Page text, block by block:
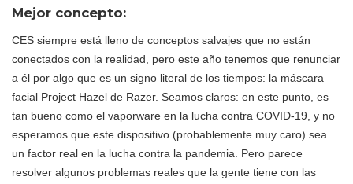
Mejor concepto:
CES siempre está lleno de conceptos salvajes que no están
conectados con la realidad, pero este año tenemos que renunciar
a él por algo que es un signo literal de los tiempos: la máscara
facial Project Hazel de Razer. Seamos claros: en este punto, es
tan bueno como el vaporware en la lucha contra COVID-19, y no
esperamos que este dispositivo (probablemente muy caro) sea
un factor real en la lucha contra la pandemia. Pero parece
resolver algunos problemas reales que la gente tiene con las